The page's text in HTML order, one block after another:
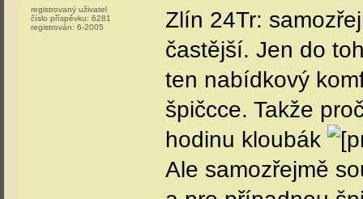
registrovaný uživatel
číslo příspěvku: 6281
registrován: 6-2005
Zlín 24Tr:
častější. Jen do
ten nabídkový
špičcce. Takže
hodinu kloubák
Ale samozřejmě